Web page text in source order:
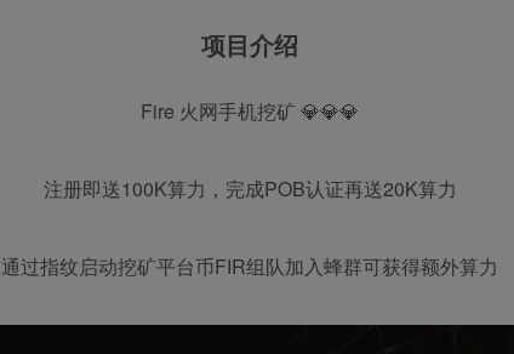
项目介绍
Fire 火网手机挖矿 💎💎💎
注册即送100K算力，完成POB认证再送20K算力
通过指纹启动挖矿平台币FIR组队加入蜂群可获得额外算力